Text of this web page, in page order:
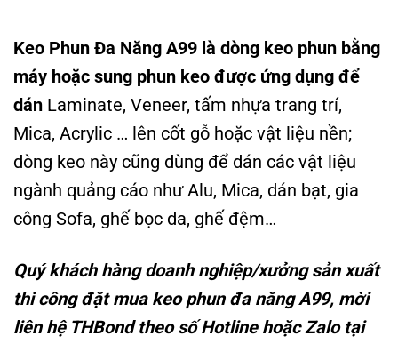
Keo Phun Đa Năng A99 là dòng keo phun bằng
máy hoặc sung phun keo được ứng dụng để
dán Laminate, Veneer, tấm nhựa trang trí,
Mica, Acrylic … lên cốt gỗ hoặc vật liệu nền;
dòng keo này cũng dùng để dán các vật liệu
ngành quảng cáo như Alu, Mica, dán bạt, gia
công Sofa, ghế bọc da, ghế đệm…
Quý khách hàng doanh nghiệp/xưởng sản xuất
thi công đặt mua keo phun đa năng A99, mời
liên hệ THBond theo số Hotline hoặc Zalo tại